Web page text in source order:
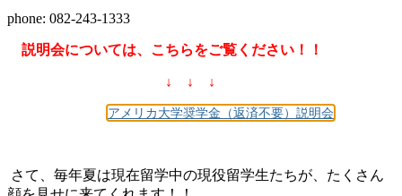
phone: 082-243-1333
説明会については、こちらをご覧ください！！
↓ ↓ ↓
アメリカ大学奨学金（返済不要）説明会
さて、毎年夏は現在留学中の現役留学生たちが、たくさん